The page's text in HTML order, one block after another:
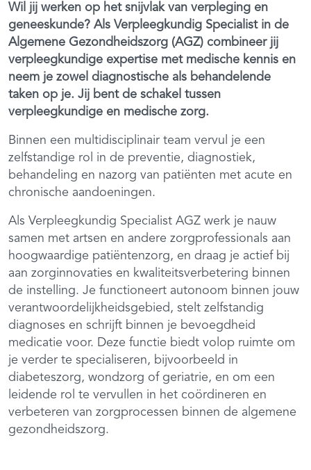
Wil jij werken op het snijvlak van verpleging en
geneeskunde? Als Verpleegkundig Specialist in de
Algemene Gezondheidszorg (AGZ) combineer jij
verpleegkundige expertise met medische kennis en
neem je zowel diagnostische als behandelende
taken op je. Jij bent de schakel tussen
verpleegkundige en medische zorg.
Binnen een multidisciplinair team vervul je een
zelfstandige rol in de preventie, diagnostiek,
behandeling en nazorg van patiënten met acute en
chronische aandoeningen.
Als Verpleegkundig Specialist AGZ werk je nauw
samen met artsen en andere zorgprofessionals aan
hoogwaardige patiëntenzorg, en draag je actief bij
aan zorginnovaties en kwaliteitsverbetering binnen
de instelling. Je functioneert autonoom binnen jouw
verantwoordelijkheidsgebied, stelt zelfstandig
diagnoses en schrijft binnen je bevoegdheid
medicatie voor. Deze functie biedt volop ruimte om
je verder te specialiseren, bijvoorbeeld in
diabeteszorg, wondzorg of geriatrie, en om een
leidende rol te vervullen in het coördineren en
verbeteren van zorgprocessen binnen de algemene
gezondheidszorg.